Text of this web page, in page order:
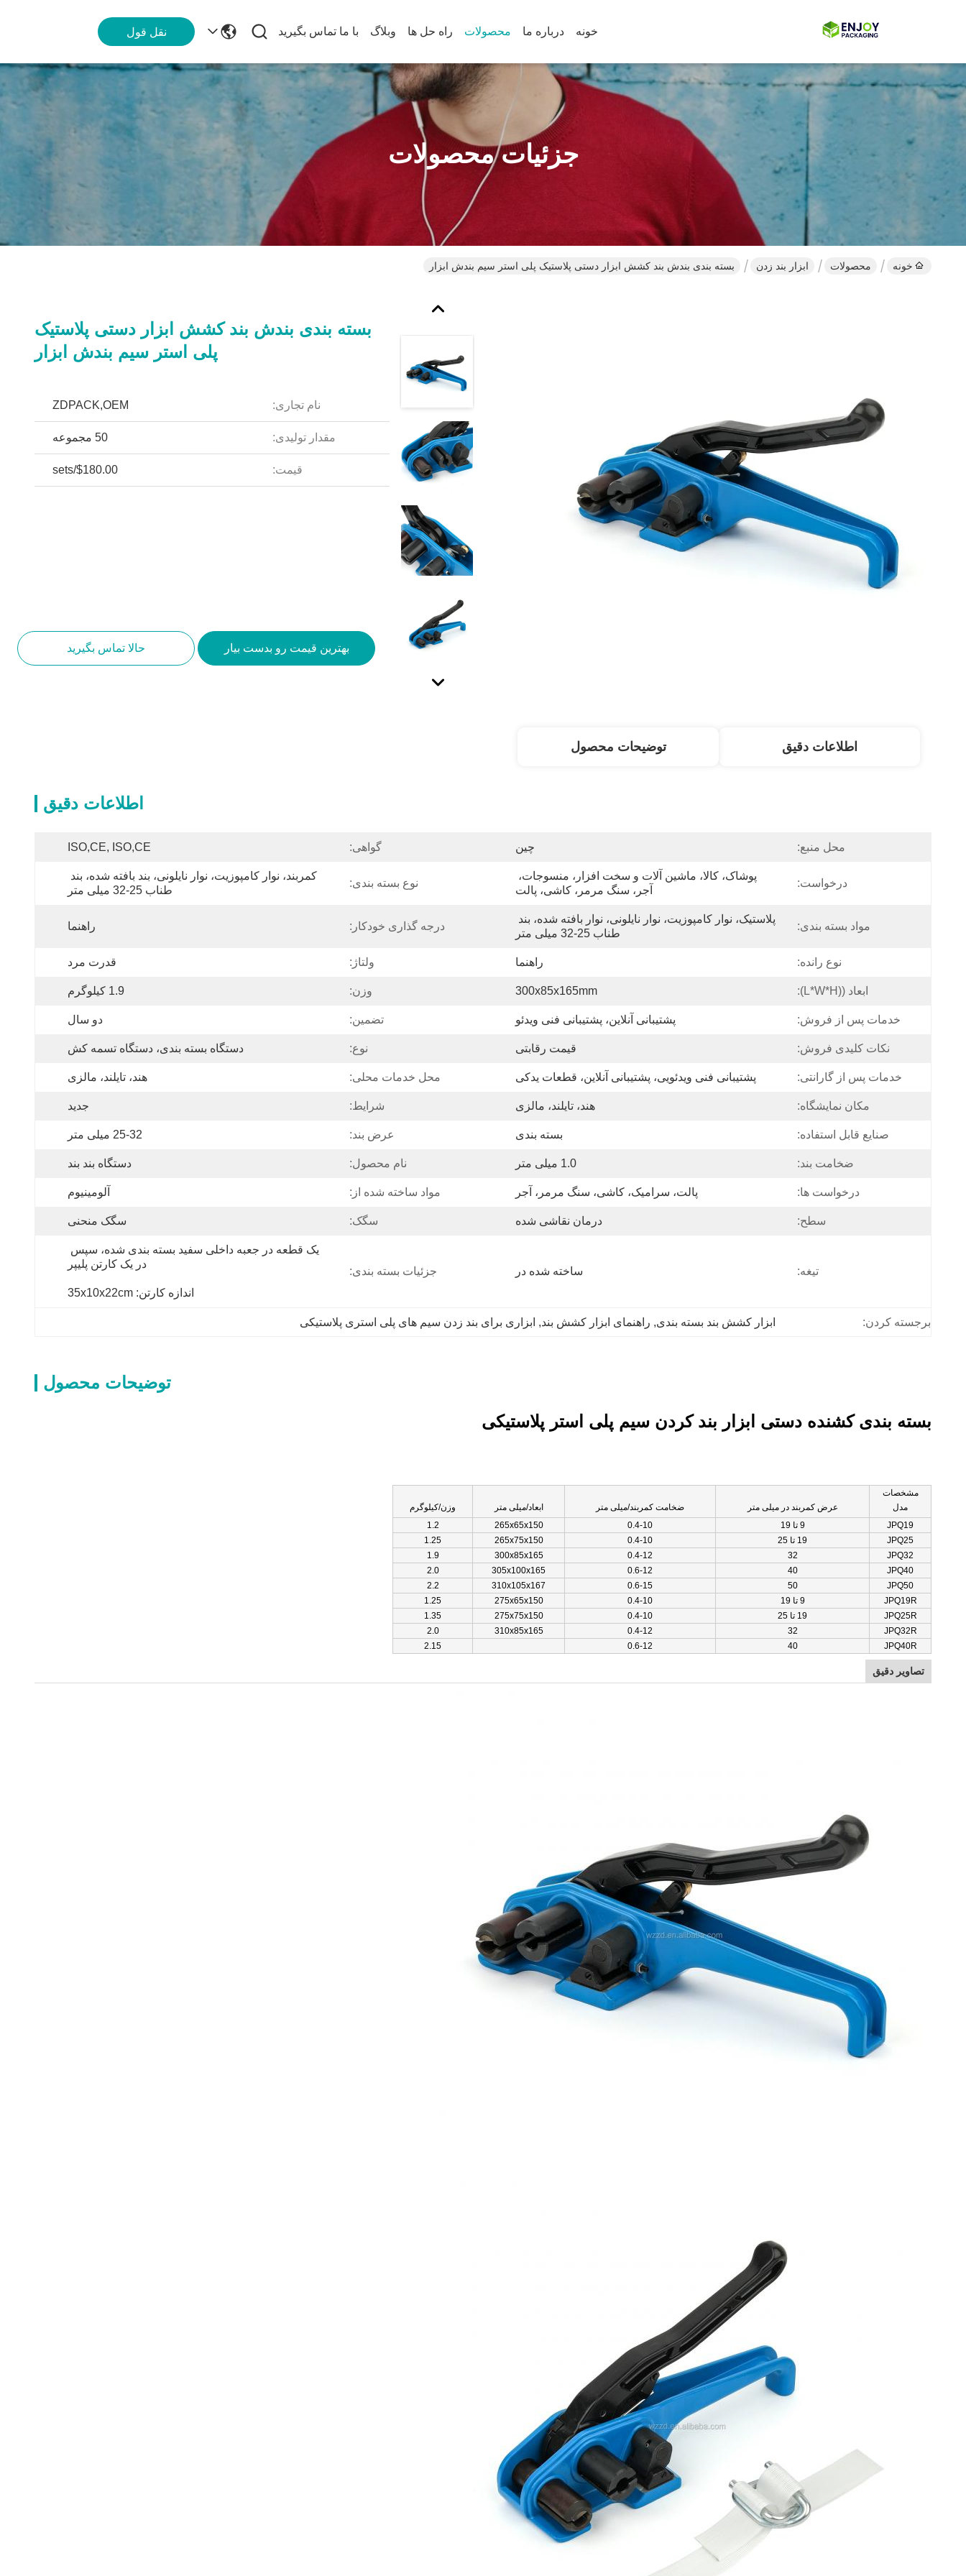
خونه درباره ما محصولات راه حل ها وبلاگ با ما تماس بگیرید نقل قول
جزئیات محصولات
خونه محصولات ابزار بند زدن بسته بندی بندش بند کشش ابزار دستی پلاستیک پلی استر سیم بندش ابزار
بسته بندی بندش بند کشش ابزار دستی پلاستیک
پلی استر سیم بندش ابزار
نام تجاری: ZDPACK,OEM
مقدار تولیدی: 50 مجموعه
قیمت: $180.00/sets
بهترین قیمت رو بدست بیار حالا تماس بگیرید
اطلاعات دقیق توضیحات محصول
اطلاعات دقیق
محل منبع: چین گواهی: ISO,CE, ISO,CE
درخواست:
آجر، سنگ مرمر، کاشی، پالت
نوع بسته بندی:
طناب 25-32 میلی متر
مواد بسته بندی:
طناب 25-32 میلی متر
درجه گذاری خودکار: راهنما
نوع رانده: راهنما ولتاژ: قدرت مرد
ابعاد ((L*W*H): 300x85x165mm وزن: 1.9 کیلوگرم
خدمات پس از فروش: پشتیبانی آنلاین، پشتیبانی فنی ویدئو تضمین: دو سال
نکات کلیدی فروش: قیمت رقابتی نوع: دستگاه بسته بندی، دستگاه تسمه کش
خدمات پس از گارانتی: پشتیبانی فنی ویدئویی، پشتیبانی آنلاین، قطعات یدکی محل خدمات محلی: هند، تایلند، مالزی
مکان نمایشگاه: هند، تایلند، مالزی شرایط: جدید
صنایع قابل استفاده: بسته بندی عرض بند: 25-32 میلی متر
ضخامت بند: 1.0 میلی متر نام محصول: دستگاه بند بند
درخواست ها: پالت، سرامیک، کاشی، سنگ مرمر، آجر مواد ساخته شده از: آلومینیوم
سطح: درمان نقاشی شده سگک: سگک منحنی
تیغه: ساخته شده در جزئیات بسته بندی:
در یک کارتن پلیپر
برجسته کردن: ابزار کشش بند بسته بندی, راهنمای ابزار کشش بند, ابزاری برای بند زدن سیم های پلی استری پلاستیکی
توضیحات محصول
بسته بندی کشنده دستی ابزار بند کردن سیم پلی استر پلاستیکی
مشخصات
مدل
عرض کمربند در میلی متر ضخامت کمربند/میلی متر ابعاد/میلی متر
وزن/کیلوگرم
JPQ19
9 تا 19 0.4-10
265x65x150
1.2
JPQ25
19 تا 25 0.4-10
265x75x150
1.25
JPQ32
32
0.4-12
300x85x165
1.9
JPQ40
40
0.6-12
305x100x165
2.0
JPQ50
50
0.6-15
310x105x167
2.2
JPQ19R
9 تا 19 0.4-10
275x65x150
1.25
JPQ25R
19 تا 25 0.4-10
275x75x150
1.35
JPQ32R
32
0.4-12
310x85x165
2.0
JPQ40R
40
0.6-12
2.15
تصاویر دقیق